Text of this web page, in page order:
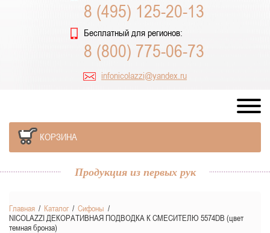
8 (495) 125-20-13
Бесплатный для регионов:
8 (800) 775-06-73
infonicolazzi@yandex.ru
КОРЗИНА
Продукция из первых рук
Главная / Каталог/ Сифоны /
NICOLAZZI ДЕКОРАТИВНАЯ ПОДВОДКА К СМЕСИТЕЛЮ 5574DB (цвет
темная бронза)